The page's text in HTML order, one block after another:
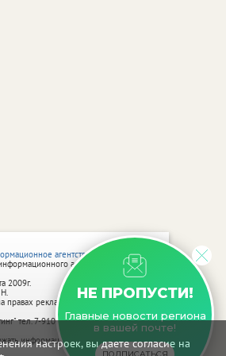
настроек, вы даете согласие на
НЕ ПРОПУСТИ!
Главные новости региона
в вашей почте!
агентство vRossii.ru
агентства vRossii.ru
2009г.
правах рекламы.
тел. 7-910-267-70-40,
информацию, не предназначенную